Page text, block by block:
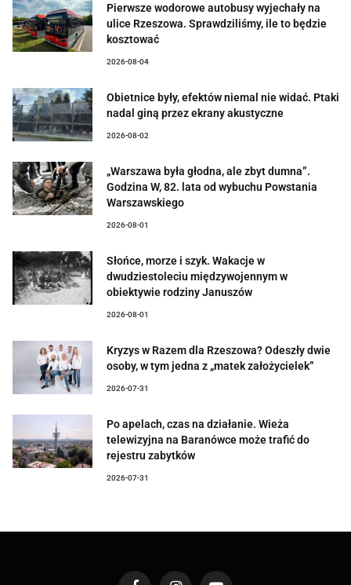
Pierwsze wodorowe autobusy wyjechały na
ulice Rzeszowa. Sprawdziliśmy, ile to będzie
kosztować
2026-08-04
Obietnice były, efektów niemal nie widać. Ptaki
nadal giną przez ekrany akustyczne
2026-08-02
„Warszawa była głodna, ale zbyt dumna”.
Godzina W, 82. lata od wybuchu Powstania
Warszawskiego
2026-08-01
Słońce, morze i szyk. Wakacje w
dwudziestoleciu międzywojennym w
obiektywie rodziny Januszów
2026-08-01
Kryzys w Razem dla Rzeszowa? Odeszły dwie
osoby, w tym jedna z „matek założycielek”
2026-07-31
Po apelach, czas na działanie. Wieża
telewizyjna na Baranówce może trafić do
rejestru zabytków
2026-07-31